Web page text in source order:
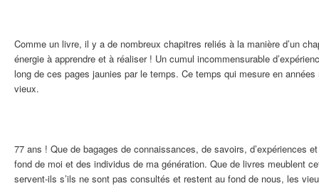
Comme un livre, il y a de nombreux chapitres reliés à la manière d’un
énergie à apprendre et à réaliser ! Un cumul incommensurable
long de ces pages jaunies par le temps. Ce temps qui mesure en
vieux.
77 ans ! Que de bagages de connaissances, de savoirs, d’expériences
fond de moi et des individus de ma génération. Que de livres meublent
servent-ils s’ils ne sont pas consultés et restent au fond de nous, les